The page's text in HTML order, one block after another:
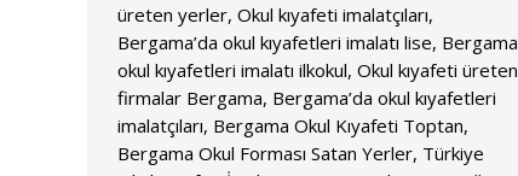
üreten yerler, Okul kıyafeti imalatçıları,
Bergama’da okul kıyafetleri imalatı lise, Bergama
okul kıyafetleri imalatı ilkokul, Okul kıyafeti üreten
firmalar Bergama, Bergama’da okul kıyafetleri
imalatçıları, Bergama Okul Kıyafeti Toptan,
Bergama Okul Forması Satan Yerler, Türkiye